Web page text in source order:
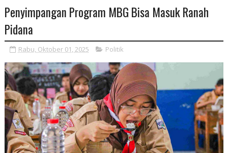
Penyimpangan Program MBG Bisa Masuk Ranah
Pidana
Rabu, Oktober 01, 2025 Politik